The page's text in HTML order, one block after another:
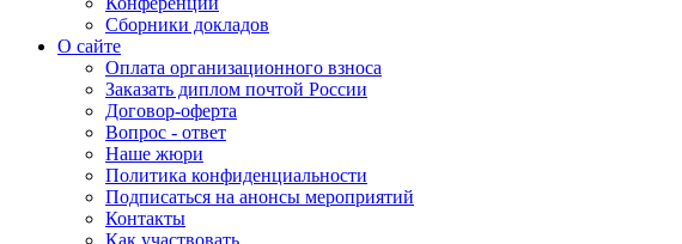
Сборники докладов
О сайте
Оплата организационного взноса
Заказать диплом почтой России
Договор-оферта
Вопрос - ответ
Наше жюри
Политика конфиденциальности
Подписаться на анонсы мероприятий
Контакты
Как участвовать